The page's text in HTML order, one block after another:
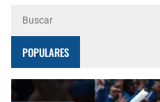
POPULARES